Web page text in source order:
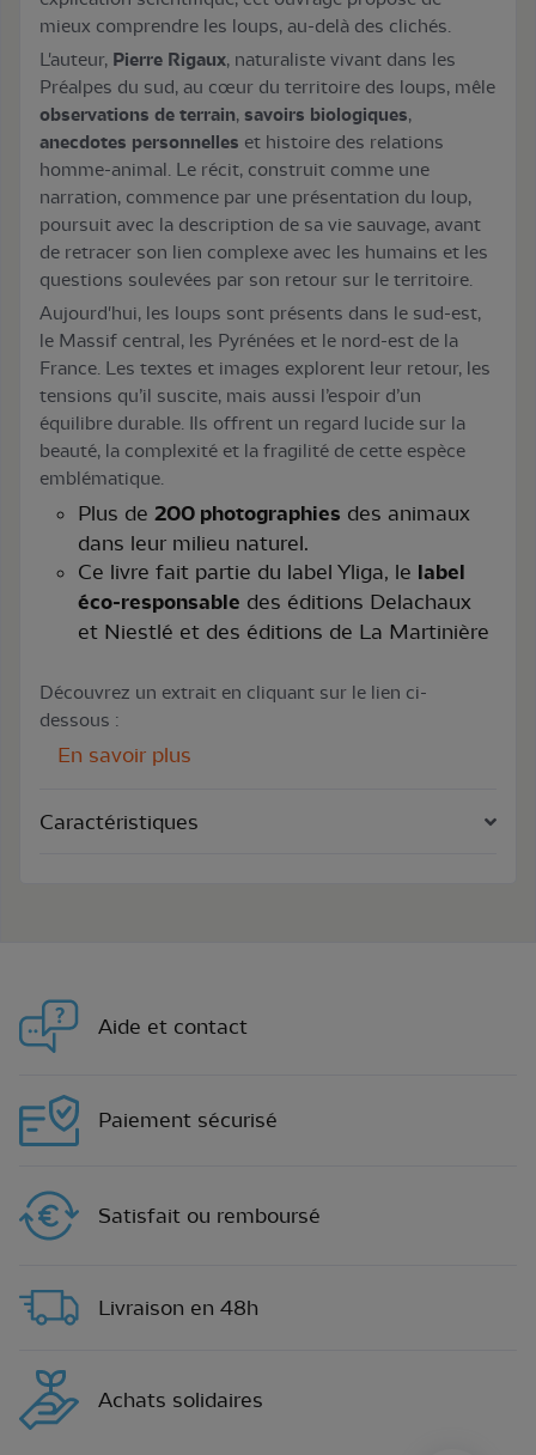
mieux comprendre les loups, au-delà des clichés.
L'auteur, Pierre Rigaux, naturaliste vivant dans les
Préalpes du sud, au cœur du territoire des loups, mêle
observations de terrain, savoirs biologiques,
anecdotes personnelles et histoire des relations
homme-animal. Le récit, construit comme une
narration, commence par une présentation du loup,
poursuit avec la description de sa vie sauvage, avant
de retracer son lien complexe avec les humains et les
questions soulevées par son retour sur le territoire.
Aujourd'hui, les loups sont présents dans le sud-est,
le Massif central, les Pyrénées et le nord-est de la
France. Les textes et images explorent leur retour, les
tensions qu’il suscite, mais aussi l’espoir d’un
équilibre durable. Ils offrent un regard lucide sur la
beauté, la complexité et la fragilité de cette espèce
emblématique.
Plus de 200 photographies des animaux
dans leur milieu naturel.
Ce livre fait partie du label Yliga, le label
éco-responsable des éditions Delachaux
et Niestlé et des éditions de La Martinière
Découvrez un extrait en cliquant sur le lien ci-
dessous :
En savoir plus
Caractéristiques
Aide et contact
Paiement sécurisé
Satisfait ou remboursé
Livraison en 48h
Achats solidaires